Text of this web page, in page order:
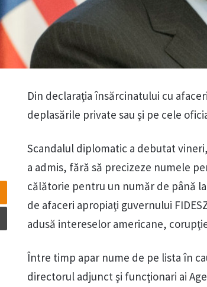
Din declaraţia însărcinatului cu
deplasările private sau şi pe cele
Scandalul diplomatic a debutat
a admis, fără să precizeze numele
călătorie pentru un număr de până
de afaceri apropiaţi guvernului
adusă intereselor americane,
Între timp apar nume de pe lista în
directorul adjunct şi funcţionari ai
Odnoklassniki
Tipărește